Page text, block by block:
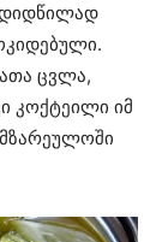
დიდწილად
ცვლა,
კოქტეილი იმ